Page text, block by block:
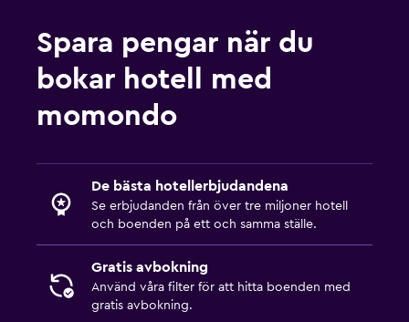
Spara pengar när du
bokar hotell med
momondo
De bästa hotellerbjudandena
Se erbjudanden från över tre miljoner hotell
och boenden på ett och samma ställe.
Gratis avbokning
Använd våra filter för att hitta boenden med
gratis avbokning.